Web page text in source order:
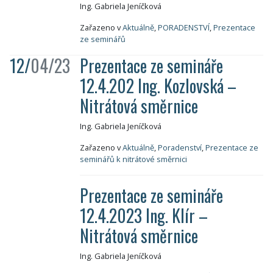
Ing. Gabriela Jeníčková
Zařazeno vAktuálně,PORADENSTVÍ,Prezentace
ze seminářů
12/04/23 Prezentace ze semináře
12.4.202 Ing. Kozlovská –
Nitrátová směrnice
Ing. Gabriela Jeníčková
Zařazeno vAktuálně,Poradenství,Prezentace ze
seminářů k nitrátové směrnici
Prezentace ze semináře
12.4.2023 Ing. Klír –
Nitrátová směrnice
Ing. Gabriela Jeníčková